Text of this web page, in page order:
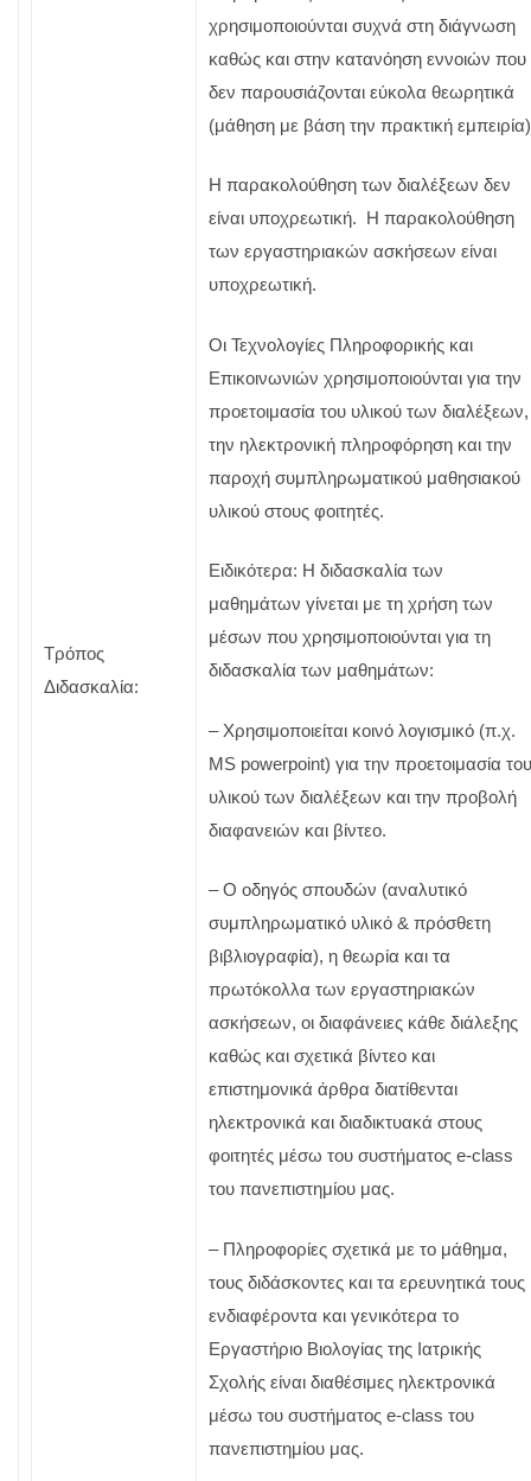
Τρόπος
Διδασκαλία:
χρησιμοποιούνται συχνά στη διάγνωση
καθώς και στην κατανόηση εννοιών που
δεν παρουσιάζονται εύκολα θεωρητικά
(μάθηση με βάση την πρακτική
Η παρακολούθηση των διαλέξεων δεν
είναι υποχρεωτική. Η παρακολούθηση
των εργαστηριακών ασκήσεων είναι
υποχρεωτική.
Οι Τεχνολογίες Πληροφορικής και
Επικοινωνιών χρησιμοποιούνται για την
προετοιμασία του υλικού των διαλέξεων,
την ηλεκτρονική πληροφόρηση και την
παροχή συμπληρωματικού μαθησιακού
υλικού στους φοιτητές.
Ειδικότερα: Η διδασκαλία των
μαθημάτων γίνεται με τη χρήση των
μέσων που χρησιμοποιούνται για τη
διδασκαλία των μαθημάτων:
– Χρησιμοποιείται κοινό λογισμικό (π.χ.
MS powerpoint) για την προετοιμασία του
υλικού των διαλέξεων και την προβολή
διαφανειών και βίντεο.
– Ο οδηγός σπουδών (αναλυτικό
συμπληρωματικό υλικό & πρόσθετη
βιβλιογραφία), η θεωρία και τα
πρωτόκολλα των εργαστηριακών
ασκήσεων, οι διαφάνειες κάθε διάλεξης
καθώς και σχετικά βίντεο και
επιστημονικά άρθρα διατίθενται
ηλεκτρονικά και διαδικτυακά στους
φοιτητές μέσω του συστήματος e-class
του πανεπιστημίου μας.
– Πληροφορίες σχετικά με το μάθημα,
τους διδάσκοντες και τα ερευνητικά τους
ενδιαφέροντα και γενικότερα το
Εργαστήριο Βιολογίας της Ιατρικής
Σχολής είναι διαθέσιμες ηλεκτρονικά
μέσω του συστήματος e-class του
πανεπιστημίου μας.